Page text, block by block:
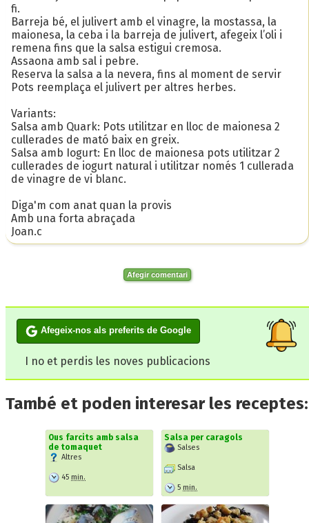
fi.
Barreja bé, el julivert amb el vinagre, la mostassa, la
maionesa, la ceba i la barreja de julivert, afegeix l’oli i
remena fins que la salsa estigui cremosa.
Assaona amb sal i pebre.
Reserva la salsa a la nevera, fins al moment de servir
Pots reemplaça el julivert per altres herbes.
Variants:
Salsa amb Quark: Pots utilitzar en lloc de maionesa 2
cullerades de mató baix en greix.
Salsa amb Iogurt: En lloc de maionesa pots utilitzar 2
cullerades de iogurt natural i utilitzar només 1 cullerada
de vinagre de vi blanc.
Diga'm com anat quan la provis
Amb una forta abraçada
Joan.c
Afegir comentari
Afegeix-nos als preferits de Google
I no et perdis les noves publicacions
També et poden interesar les receptes:
Ous farcits amb salsa
de tomaquet
Altres
45 min.
Salsa per caragols
Salses
Salsa
5 min.